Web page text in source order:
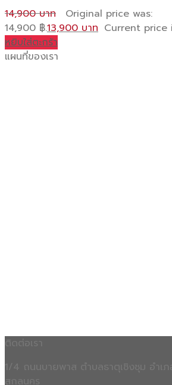
14,900
Original price was:
14,900 ฿.13,900
Current price
หยิบใส่ตะกร้า
แผนที่ของเรา
1/4 ถนนบายพาส ตำบลธาตุเชิงชุม อำเภ